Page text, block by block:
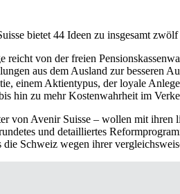
bietet 44 Ideen zu insgesamt
reicht von der freien
aus dem Ausland zur besseren
einem Aktientypus, der loyale
hin zu mehr Kostenwahrheit im
von Avenir Suisse – wollen mit ihren
und detailliertes
die Schweiz wegen ihrer